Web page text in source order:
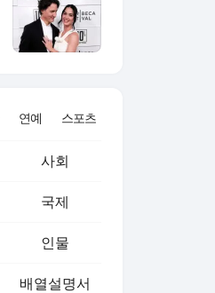
연예 스포츠
사회
국제
인물
배열설명서